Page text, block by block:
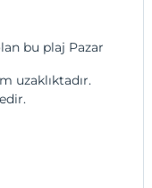
bu plaj Pazar
uzaklıktadır.